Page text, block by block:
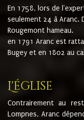
En 1758, lors de
seulement 24 à Aranc.
Rougemont hameau.
en 1791 Aranc est
Bugey et en 1802 au
L'église
Contrairement au
Lompnes, Aranc